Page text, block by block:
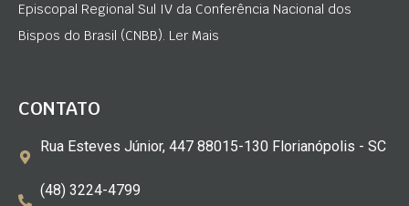
Episcopal Regional Sul IV da Conferência Nacional dos
Bispos do Brasil (CNBB). Ler Mais
CONTATO
Rua Esteves Júnior, 447 88015-130 Florianópolis - SC
(48) 3224-4799